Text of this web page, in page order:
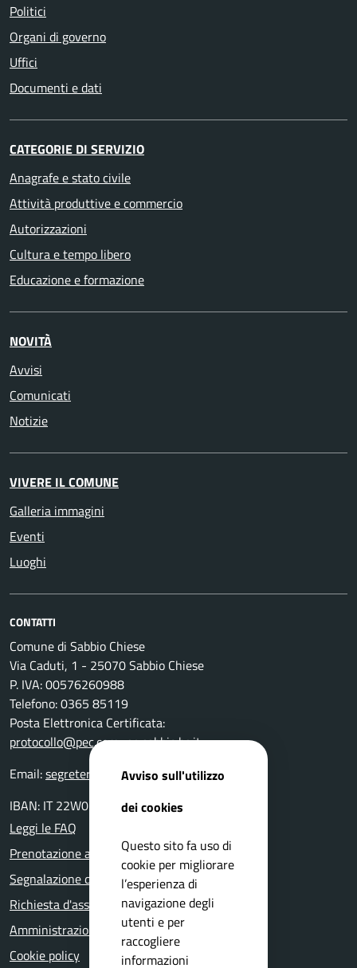
Politici
Organi di governo
Uffici
Documenti e dati
CATEGORIE DI SERVIZIO
Anagrafe e stato civile
Attività produttive e commercio
Autorizzazioni
Cultura e tempo libero
Educazione e formazione
NOVITÀ
Avvisi
Comunicati
Notizie
VIVERE IL COMUNE
Galleria immagini
Eventi
Luoghi
CONTATTI
Comune di Sabbio Chiese
Via Caduti, 1 - 25070 Sabbio Chiese
P. IVA: 00576260988
Telefono: 0365 85119
Posta Elettronica Certificata:
protocollo@pec.comune.sabbio.bs.it
Email:segreteria@comune.sabbio.bs.it
IBAN: IT 22W0359901800000000131522
Leggi le FAQ
Prenotazione appuntamento
Segnalazione disservizio
Richiesta d'assistenza
Amministrazione trasparente
Cookie policy
Avviso sull'utilizzo
dei cookies
Questo sito fa uso di
cookie per migliorare
l’esperienza di
navigazione degli
utenti e per
raccogliere
informazioni